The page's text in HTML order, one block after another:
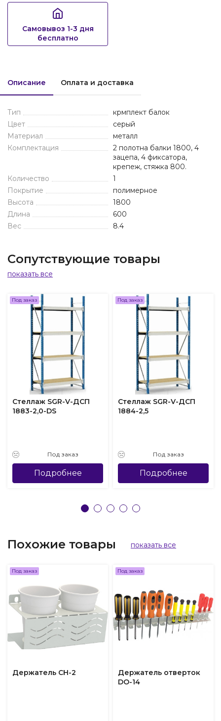
Самовывоз 1-3 дня
бесплатно
Описание Оплата и доставка
Тип
крмплект балок
Цвет
серый
Материал
металл
Комплектация
2 полотна балки 1800, 4
зацепа, 4 фиксатора,
крепеж, стяжка 800.
Количество
1
Покрытие
полимерное
Высота
1800
Длина
600
Вес
8.4
Сопутствующие товары
показать все
Под заказ
Стеллаж SGR-V-ДСП
1883-2,0-DS
Под заказ
Подробнее
Под заказ
Стеллаж SGR-V-ДСП
1884-2,5
Под заказ
Подробнее
Похожие товары показать все
Под заказ
Держатель CH-2
Под заказ
Держатель отверток
DO-14